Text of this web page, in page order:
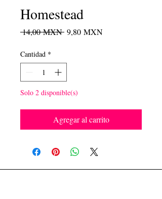
Homestead
14,00 MXN Precio
9,80 MXNPrecio
Cantidad *
Solo 2 disponible(s)
Agregar al carrito